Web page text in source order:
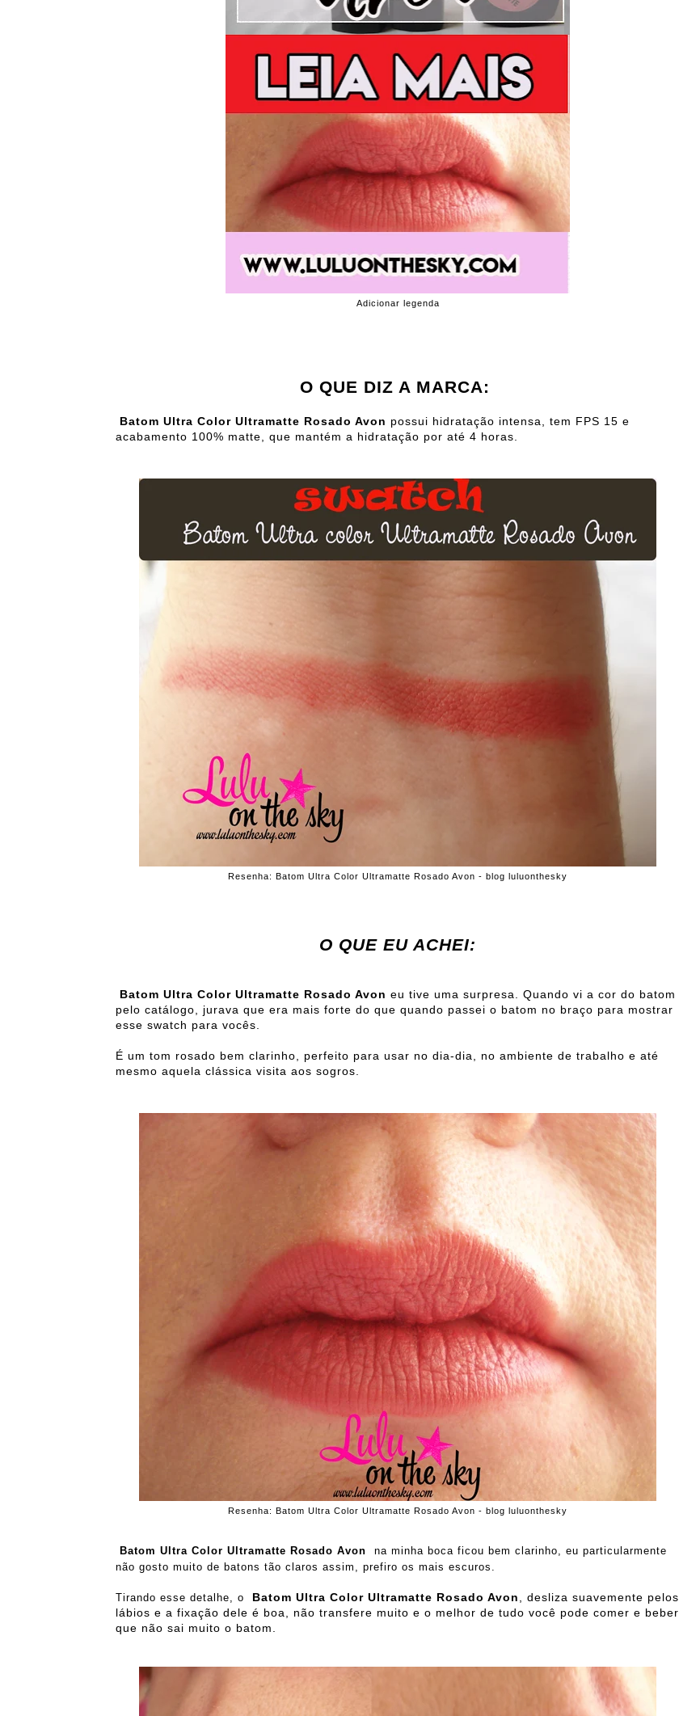
Adicionar legenda
O QUE DIZ A MARCA:
Batom Ultra Color Ultramatte Rosado Avon possui hidratação intensa, tem FPS 15 e
acabamento 100% matte, que mantém a hidratação por até 4 horas.
Resenha: Batom Ultra Color Ultramatte Rosado Avon - blog luluonthesky
O QUE EU ACHEI:
Batom Ultra Color Ultramatte Rosado Avon eu tive uma surpresa. Quando vi a cor do batom
pelo catálogo, jurava que era mais forte do que quando passei o batom no braço para mostrar
esse swatch para vocês.
É um tom rosado bem clarinho, perfeito para usar no dia-dia, no ambiente de trabalho e até
mesmo aquela clássica visita aos sogros.
Resenha: Batom Ultra Color Ultramatte Rosado Avon - blog luluonthesky
Batom Ultra Color Ultramatte Rosado Avon
na minha boca ficou bem clarinho, eu particularmente
não gosto muito de batons tão claros assim, prefiro os mais escuros.
Tirando esse detalhe, o Batom Ultra Color Ultramatte Rosado Avon, desliza suavemente pelos
lábios e a fixação dele é boa, não transfere muito e o melhor de tudo você pode comer e beber
que não sai muito o batom.